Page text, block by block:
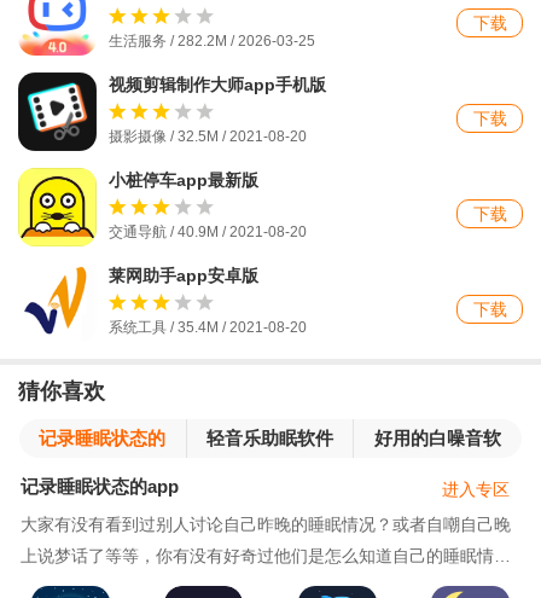
生活服务 / 282.2M / 2026-03-25
下载
视频剪辑制作大师app手机版
摄影摄像 / 32.5M / 2021-08-20
下载
小桩停车app最新版
交通导航 / 40.9M / 2021-08-20
下载
莱网助手app安卓版
系统工具 / 35.4M / 2021-08-20
下载
猜你喜欢
记录睡眠状态的
app
轻音乐助眠软件
好用的白噪音软
记录睡眠状态的app
大家有没有看到过别人讨论自己昨晚的睡眠情况？或者自嘲自己晚
上说梦话了等等，你有没有好奇过他们是怎么知道自己的睡眠情况
的，怎么知道自己深度睡眠了多久，说了梦话没有，如果说了，那
进入专区